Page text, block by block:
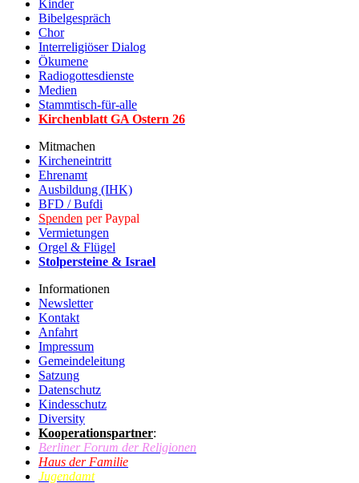
Kinder
Bibelgespräch
Chor
Interreligiöser Dialog
Ökumene
Radiogottesdienste
Medien
Stammtisch-für-alle
Kirchenblatt GA Ostern 26
Mitmachen
Kircheneintritt
Ehrenamt
Ausbildung (IHK)
BFD / Bufdi
Spenden per Paypal
Vermietungen
Orgel & Flügel
Stolpersteine & Israel
Informationen
Newsletter
Kontakt
Anfahrt
Impressum
Gemeindeleitung
Satzung
Datenschutz
Kindesschutz
Diversity
Kooperationspartner:
Berliner Forum der Religionen
Haus der Familie
Jugendamt